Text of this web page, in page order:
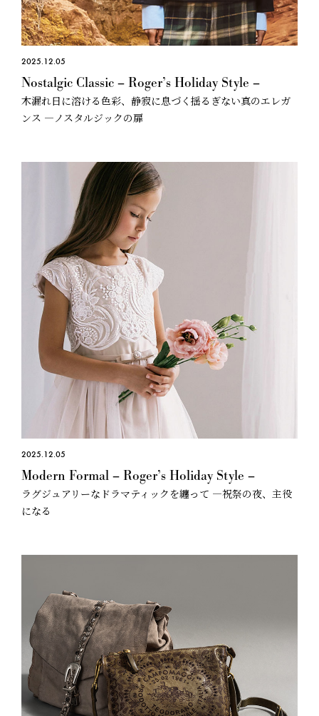
2025.12.05
Nostalgic Classic – Roger’s Holiday Style –
木漏れ日に溶ける色彩、静寂に息づく揺るぎない真のエレガ
ンス —ノスタルジックの扉
2025.12.05
Modern Formal – Roger’s Holiday Style –
ラグジュアリーなドラマティックを纏って —祝祭の夜、主役
になる